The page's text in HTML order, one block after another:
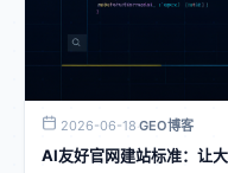
2026-06-18·GEO博客
AI友好官网建站标准：让